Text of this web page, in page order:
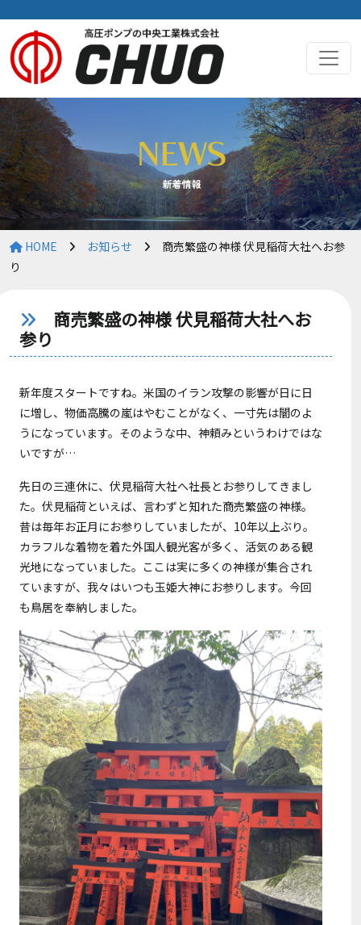
HOME お知らせ
商売繁盛の神様 伏見稲荷大社へお参
り
商売繁盛の神様 伏見稲荷大社へお
参り
新年度スタートですね。米国のイラン攻撃の影響が日に日
に増し、物価高騰の嵐はやむことがなく、一寸先は闇のよ
うになっています。そのような中、神頼みというわけではな
いですが…
先日の三連休に、伏見稲荷大社へ社長とお参りしてきまし
た。伏見稲荷といえば、言わずと知れた商売繁盛の神様。
昔は毎年お正月にお参りしていましたが、10年以上ぶり。
カラフルな着物を着た外国人観光客が多く、活気のある観
光地になっていました。ここは実に多くの神様が集合され
ていますが、我々はいつも玉姫大神にお参りします。今回
も鳥居を奉納しました。